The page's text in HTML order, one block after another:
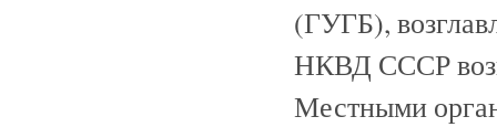
(ГУГБ),
НКВД СССР
Местными